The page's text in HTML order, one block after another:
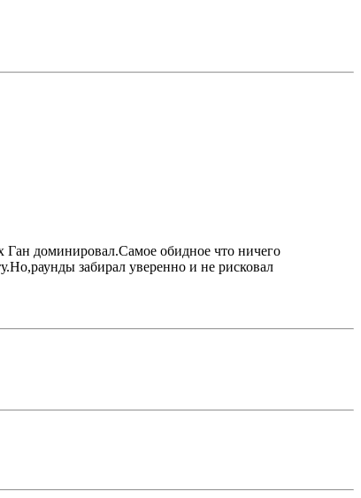
доминировал.Самое обидное что ничего
забирал уверенно и не рисковал